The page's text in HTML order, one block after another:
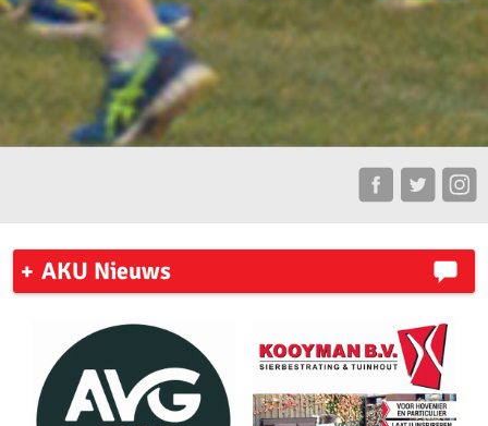
AKU Nieuws
Kooyman Polderloop 2026 en de teambattle
Algemeen 12-05-2026
Bevrijdingsloop 2026